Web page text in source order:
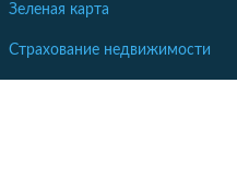
Зеленая карта
Страхование недвижимости